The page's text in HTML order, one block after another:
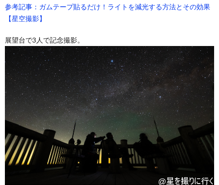
参考記事：ガムテープ貼るだけ！ライトを減光する方法とその効果
【星空撮影】
展望台で3人で記念撮影。